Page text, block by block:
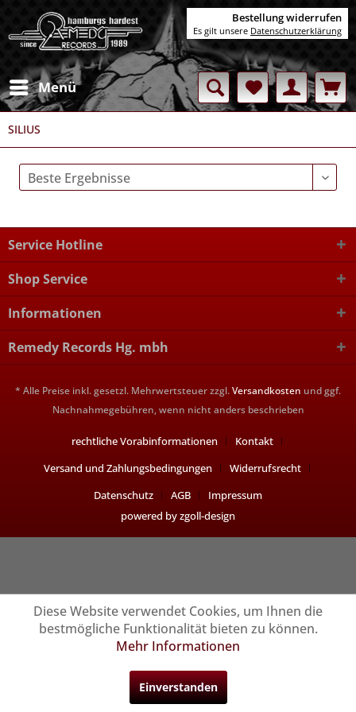
Menü
SILIUS
Service Hotline
Shop Service
Informationen
Remedy Records Hg. mbh
* Alle Preise inkl. gesetzl. Mehrwertsteuer zzgl.Versandkosten und ggf.
Nachnahmegebühren, wenn nicht anders beschrieben
rechtliche Vorabinformationen
Kontakt
Versand und Zahlungsbedingungen
Widerrufsrecht
Datenschutz
AGB
Impressum
powered by zgoll-design
Bestellung widerrufen
Es gilt unsere Datenschutzerklärung
Diese Website verwendet Cookies, um Ihnen die
bestmögliche Funktionalität bieten zu können.
Mehr Informationen
Einverstanden